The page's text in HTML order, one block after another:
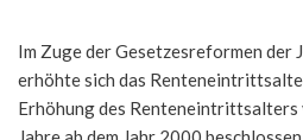
Im Zuge der Gesetzesreformen der
erhöhte sich das
Erhöhung des Renteneintrittsalters